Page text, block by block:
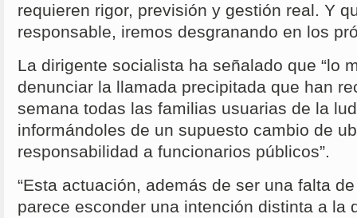
requieren rigor, previsión y gestión real. Y
responsable, iremos desgranando en los
La dirigente socialista ha señalado que “lo
denunciar la llamada precipitada que han
semana todas las familias usuarias de la
informándoles de un supuesto cambio de
responsabilidad a funcionarios públicos”.
“Esta actuación, además de ser una falta
parece esconder una intención distinta a la